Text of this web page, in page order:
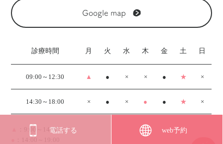
電話する web予約
Google map
診療時間 月 火 水 木 金 土 日
09:00～12:30 ▲ ● × × ● ★ ×
14:30～18:00 × ● × ● ● ★ ×
：9:00～14:00